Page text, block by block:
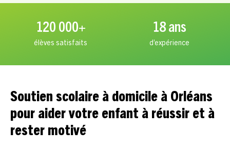
120 000+
élèves satisfaits
18 ans
d’expérience
Soutien scolaire à domicile à Orléans
pour aider votre enfant à réussir et à
rester motivé